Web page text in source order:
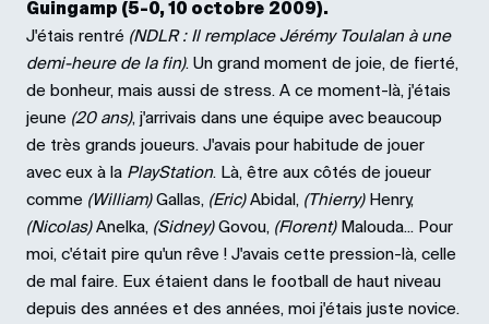
Guingamp (5-0, 10 octobre 2009).
J'étais rentré (NDLR : Il remplace Jérémy Toulalan à une
demi-heure de la fin). Un grand moment de joie, de fierté,
de bonheur, mais aussi de stress. A ce moment-là, j'étais
jeune (20 ans), j'arrivais dans une équipe avec beaucoup
de très grands joueurs. J'avais pour habitude de jouer
avec eux à la PlayStation. Là, être aux côtés de joueur
comme (William)Gallas, (Eric)Abidal, (Thierry)Henry,
(Nicolas)Anelka, (Sidney)Govou, (Florent)Malouda... Pour
moi, c'était pire qu'un rêve ! J'avais cette pression-là, celle
de mal faire. Eux étaient dans le football de haut niveau
depuis des années et des années, moi j'étais juste novice.